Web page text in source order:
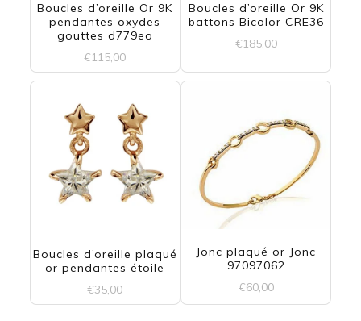
Boucles d’oreille Or 9K
pendantes oxydes
gouttes d779eo
€115,00
Boucles d’oreille Or 9K
battons Bicolor CRE36
€185,00
Boucles d’oreille plaqué
or pendantes étoile
€35,00
Jonc plaqué or Jonc
97097062
€60,00